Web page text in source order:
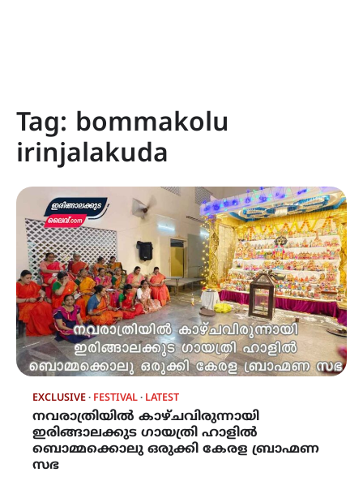
Tag: bommakolu
irinjalakuda
EXCLUSIVE FESTIVAL LATEST
നവരാത്രിയിൽ കാഴ്ചവിരുന്നായി
ഇരിങ്ങാലക്കുട ഗായത്രി ഹാളിൽ
ബൊമ്മക്കൊലു ഒരുക്കി കേരള ബ്രാഹ്മണ
സഭ